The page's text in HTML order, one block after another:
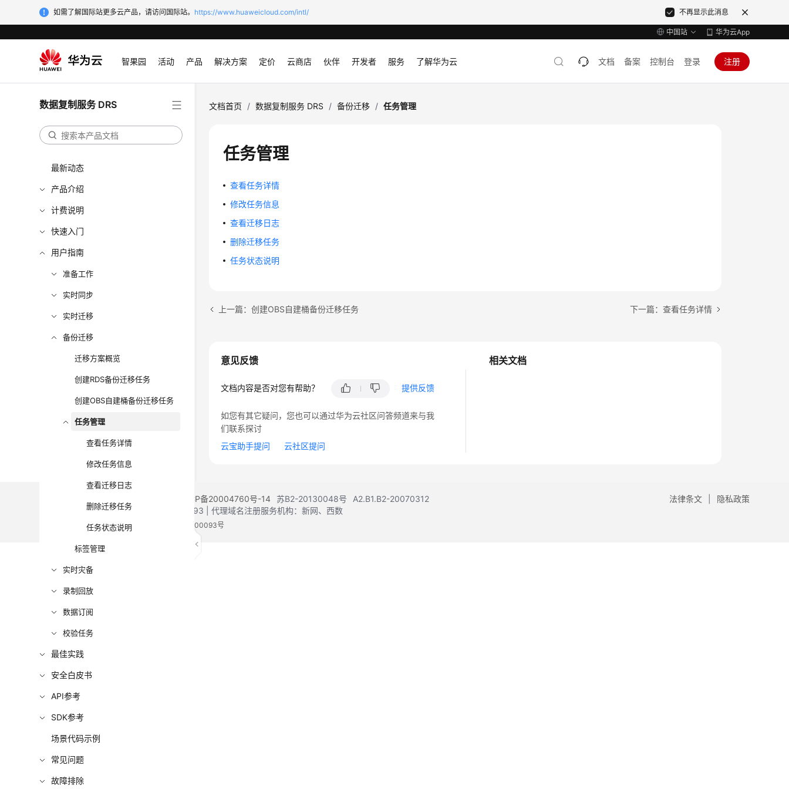
如需了解国际站更多云产品，请访问国际站。 https://www.huaweicloud.com/intl/ 不再显示此消息
中国站 华为云App
智果园 活动 产品 解决方案 定价 云商店 伙伴 开发者 服务 了解华为云 文档 备案 控制台 登录 注册
数据复制服务 DRS
最新动态
产品介绍
计费说明
快速入门
用户指南
准备工作
实时同步
实时迁移
备份迁移
迁移方案概览
创建RDS备份迁移任务
创建OBS自建桶备份迁移任务
任务管理
查看任务详情
修改任务信息
查看迁移日志
删除迁移任务
任务状态说明
标签管理
实时灾备
录制回放
数据订阅
校验任务
最佳实践
安全白皮书
API参考
SDK参考
场景代码示例
常见问题
故障排除
文档首页 / 数据复制服务 DRS / 备份迁移 / 任务管理
任务管理
查看任务详情
修改任务信息
查看迁移日志
删除迁移任务
任务状态说明
上一篇：创建OBS自建桶备份迁移任务 下一篇：查看任务详情
相关文档
意见反馈
文档内容是否对您有帮助？ 提供反馈
如您有其它疑问，您也可以通过华为云社区问答频道来与我
们联系探讨
云宝助手提问
云社区提问
法律条文 隐私政策
黔ICP备20004760号-14 苏B2-20130048号
A2.B1.B2-20070312
增值电信业务经营许可证：B1.B2-20200593 | 代理域名注册服务机构：新网、西数
电子营业执照 贵公网安备 52990002000093号